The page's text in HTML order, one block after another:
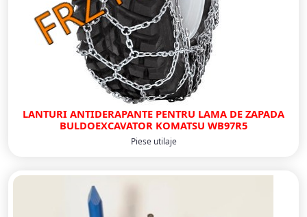
LANTURI ANTIDERAPANTE PENTRU LAMA DE ZAPADA
BULDOEXCAVATOR KOMATSU WB97R5
Piese utilaje